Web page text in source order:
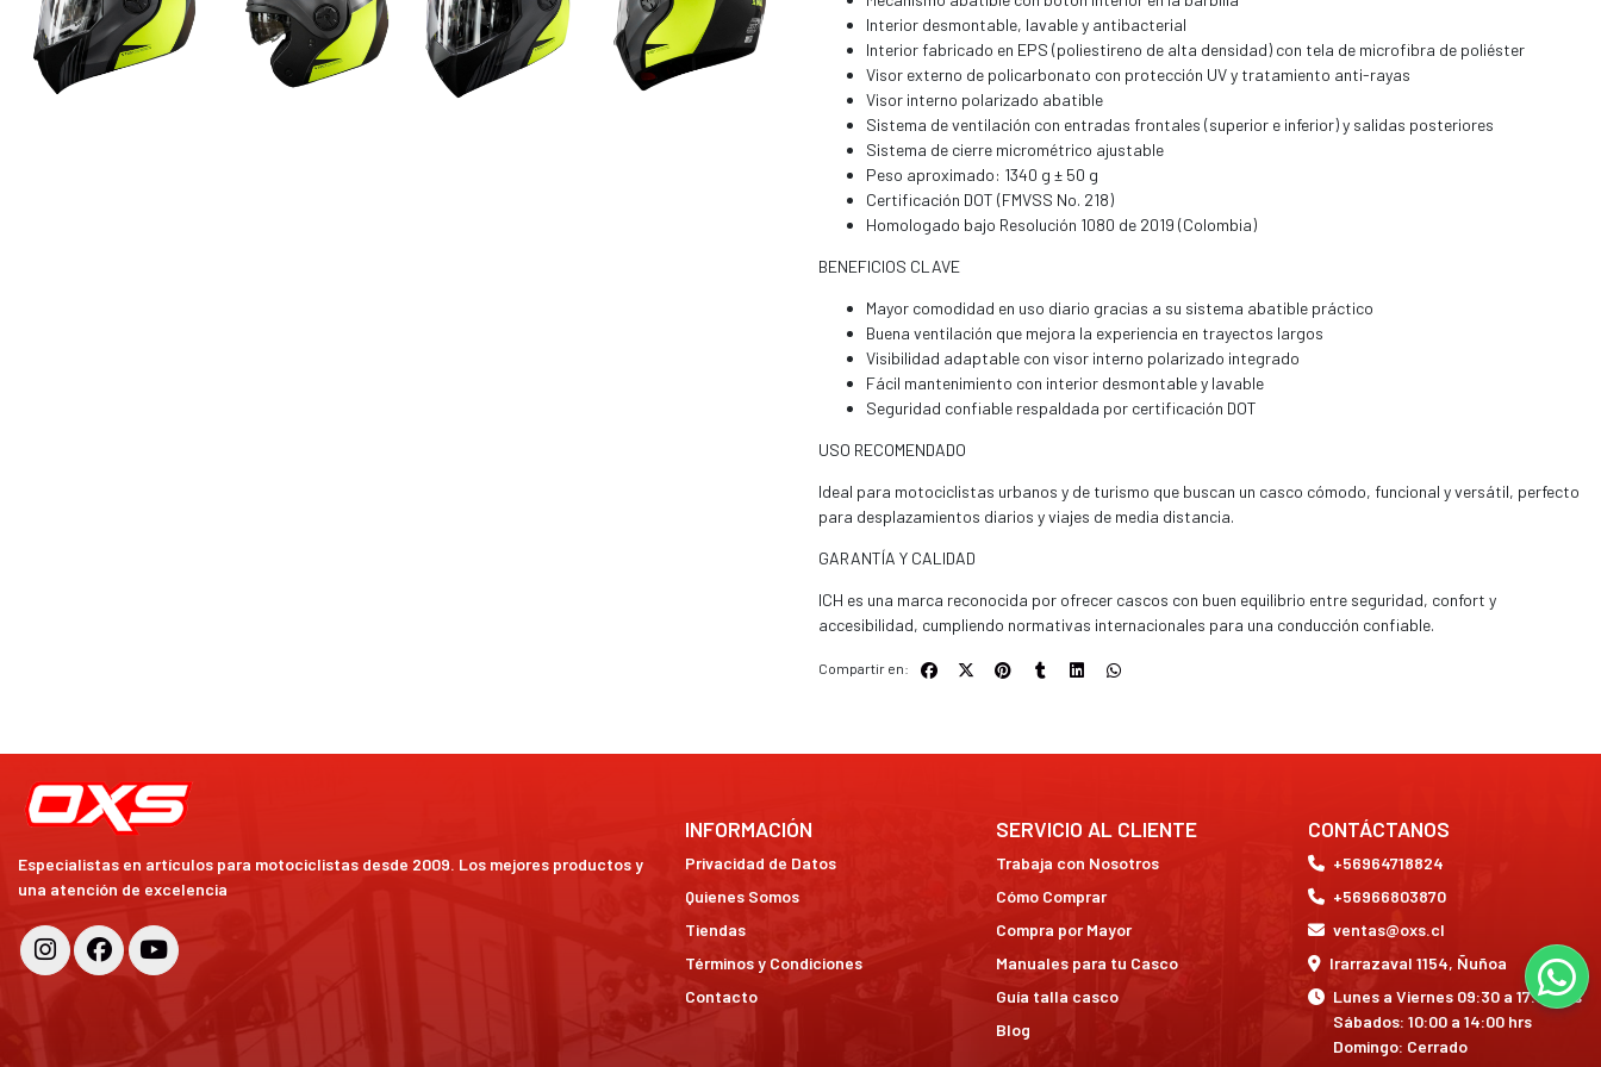
Interior desmontable, lavable y antibacterial
Interior fabricado en EPS (poliestireno de alta densidad) con tela de microfibra de poliéster
Visor externo de policarbonato con protección UV y tratamiento anti-rayas
Visor interno polarizado abatible
Sistema de ventilación con entradas frontales (superior e inferior) y salidas posteriores
Sistema de cierre micrométrico ajustable
Peso aproximado: 1340 g ± 50 g
Certificación DOT (FMVSS No. 218)
Homologado bajo Resolución 1080 de 2019 (Colombia)
BENEFICIOS CLAVE
Mayor comodidad en uso diario gracias a su sistema abatible práctico
Buena ventilación que mejora la experiencia en trayectos largos
Visibilidad adaptable con visor interno polarizado integrado
Fácil mantenimiento con interior desmontable y lavable
Seguridad confiable respaldada por certificación DOT
USO RECOMENDADO
Ideal para motociclistas urbanos y de turismo que buscan un casco cómodo, funcional y versátil, perfecto
para desplazamientos diarios y viajes de media distancia.
GARANTÍA Y CALIDAD
ICH es una marca reconocida por ofrecer cascos con buen equilibrio entre seguridad, confort y
accesibilidad, cumpliendo normativas internacionales para una conducción confiable.
Compartir en:
Especialistas en artículos para motociclistas desde 2009. Los mejores productos y
una atención de excelencia
INFORMACIÓN
Privacidad de Datos
Quienes Somos
Tiendas
Términos y Condiciones
Contacto
SERVICIO AL CLIENTE
Trabaja con Nosotros
Cómo Comprar
Compra por Mayor
Manuales para tu Casco
Guía talla casco
Blog
CONTÁCTANOS
+56964718824
+56966803870
ventas@oxs.cl
Irarrazaval 1154, Ñuñoa
Lunes a Viernes 09:30 a 17:30 hrs
Sábados: 10:00 a 14:00 hrs
Domingo: Cerrado